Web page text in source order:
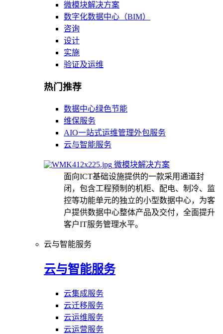
微模块解决方案
数字化数据中心（BIM）
咨询
设计
实施
验证及运维
热门推荐
数据中心绿色节能
维保服务
AIO一站式运维管理外包服务
云与智能服务
微模块解决方案
面向ICT基础设施提供的一款采用通道封
闭，包含工程预制的机柜、配电、制冷、监
控等功能单元的独立的小型数据中心，为客
户提供数据中心整体产品及交付，全面提升
客户IT服务管理水平。
云与智能服务
云与智能服务
云集成服务
云迁移服务
云运维服务
云运营服务